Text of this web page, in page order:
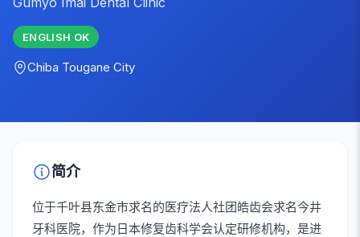
ENGLISH OK
Chiba Tougane City
简介
位于千叶县东金市求名的医疗法人社团皓齿会求名今井
牙科医院，作为日本修复齿科学会认定研修机构，是进